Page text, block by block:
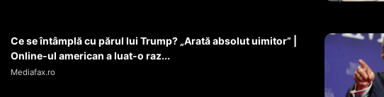
Ce se întâmplă cu părul lui Trump? „Arată absolut uimitor” |
Online-ul american a luat-o raz...
Mediafax.ro